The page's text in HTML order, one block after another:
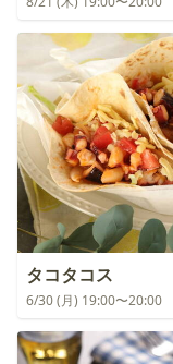
タコタコス
6/30 (月) 19:00〜20:00